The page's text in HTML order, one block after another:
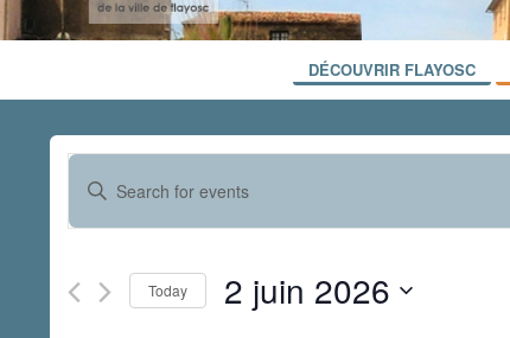
DÉCOUVRIR FLAYOSC
Events
Search
and
Views
Navigation
Enter
Keyword.
Search
Events
by
Today 2 juin 2026